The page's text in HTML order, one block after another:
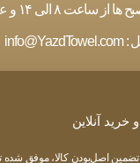
درخواست های شما هستند
:
info@YazdTowel.com
آنلاین
تضمین اصل‌بودن کالا، موفق